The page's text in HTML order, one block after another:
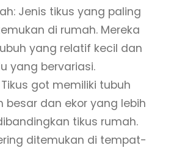
Jenis tikus yang paling
di rumah. Mereka
yang relatif kecil dan
yang bervariasi.
got memiliki tubuh
besar dan ekor yang lebih
tikus rumah.
ditemukan di tempat-